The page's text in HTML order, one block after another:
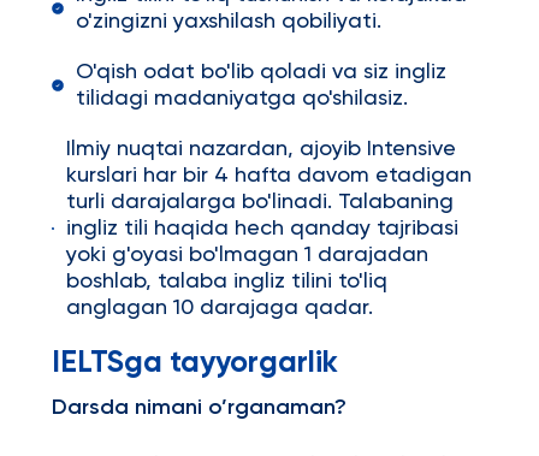
o'zingizni yaxshilash qobiliyati.
O'qish odat bo'lib qoladi va siz ingliz
tilidagi madaniyatga qo'shilasiz.
Ilmiy nuqtai nazardan, ajoyib Intensive
kurslari har bir 4 hafta davom etadigan
turli darajalarga bo'linadi. Talabaning
ingliz tili haqida hech qanday tajribasi
yoki g'oyasi bo'lmagan 1 darajadan
boshlab, talaba ingliz tilini to'liq
anglagan 10 darajaga qadar.
IELTSga tayyorgarlik
Darsda nimani o’rganaman?